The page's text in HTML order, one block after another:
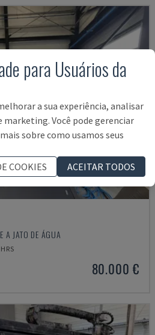
A JATO DE ÁGUA
80.000 €
para Usuários da
a sua experiência, analisar
marketing. Você pode gerenciar
sobre como usamos seus
COOKIES
ACEITAR TODOS